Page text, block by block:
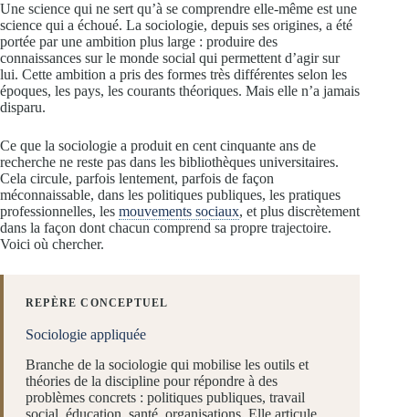
Une science qui ne sert qu’à se comprendre elle-même est une
science qui a échoué. La sociologie, depuis ses origines, a été
portée par une ambition plus large : produire des
connaissances sur le monde social qui permettent d’agir sur
lui. Cette ambition a pris des formes très différentes selon les
époques, les pays, les courants théoriques. Mais elle n’a jamais
disparu.
Ce que la sociologie a produit en cent cinquante ans de
recherche ne reste pas dans les bibliothèques universitaires.
Cela circule, parfois lentement, parfois de façon
méconnaissable, dans les politiques publiques, les pratiques
professionnelles, les mouvements sociaux, et plus discrètement
dans la façon dont chacun comprend sa propre trajectoire.
Voici où chercher.
REPÈRE CONCEPTUEL
Sociologie appliquée
Branche de la sociologie qui mobilise les outils et
théories de la discipline pour répondre à des
problèmes concrets : politiques publiques, travail
social, éducation, santé, organisations. Elle articule